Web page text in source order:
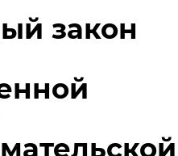
закон